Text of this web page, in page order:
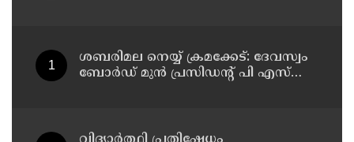
ശബരിമല നെയ്യ് ക്രമക്കേട്: ദേവസ്വം
ബോര്‍ഡ് മുന്‍ പ്രസിഡന്റ് പി എസ്